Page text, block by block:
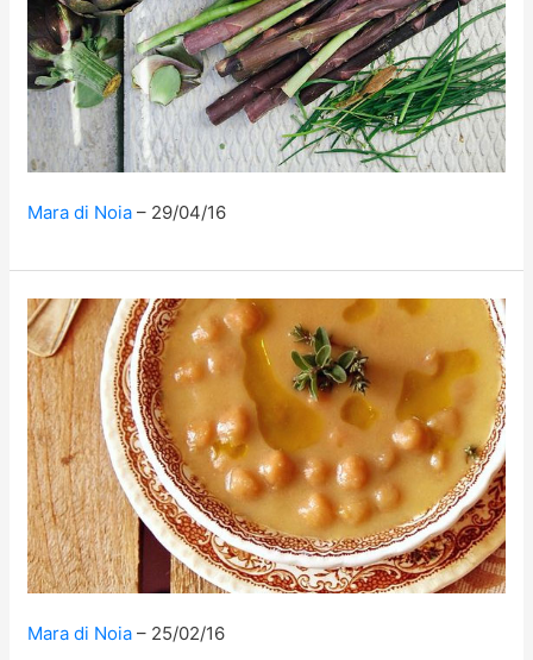
Mara di Noia 29/04/16
Mara di Noia 25/02/16